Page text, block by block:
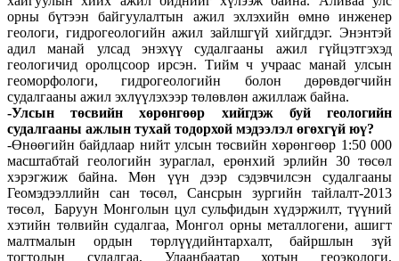
орны бүтээн байгуулалтын ажил эхлэхийн өмнө инженер
геологи, гидрогеологийн ажил зайлшгүй хийгддэг. Энэнтэй
адил манай улсад энэхүү судалгааны ажил гүйцэтгэхэд
геологичид оролцсоор ирсэн. Тийм ч учраас манай улсын
геоморфологи, гидрогеологийн болон дөрөвдөгчийн
судалгааны ажил эхлүүлэхээр төлөвлөн ажиллаж байна.
-Улсын төсвийн хөрөнгөөр хийгдэж буй геологийн
судалгааны ажлын тухай тодорхой мэдээлэл өгөхгүй юү?
-Өнөөгийн байдлаар нийт улсын төсвийн хөрөнгөөр 1:50 000
масштабтай геологийн зураглал, ерөнхий эрлийн 30 төсөл
хэрэгжиж байна. Мөн үүн дээр сэдэвчилсэн судалгааны
Геомэдээллийн сан төсөл, Сансрын зургийн тайлалт-2013
төсөл, Баруун Монголын цул сульфидын хүдэржилт, түүний
хэтийн төлвийн судалгаа, Монгол орны металлогени, ашигт
малтмалын ордын төрлүүдийнтархалт, байршлын зүй
тогтолын судалгаа, Улаанбаатар хотын геоэкологи,